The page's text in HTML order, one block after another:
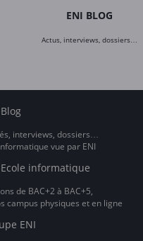
ENI BLOG
Actus, interviews, dossiers…
interviews, dossiers…
vue par ENI
Ecole informatique
de BAC+2 à BAC+5,
campus physiques et en ligne
ENI